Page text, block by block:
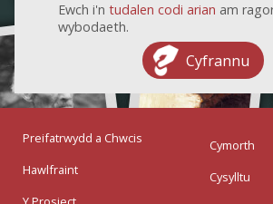
Ewch i'n tudalen codi arian am
wybodaeth.
Cyfrannu
Preifatrwydd a Chwcis
Hawlfraint
Cymorth
Cysylltu